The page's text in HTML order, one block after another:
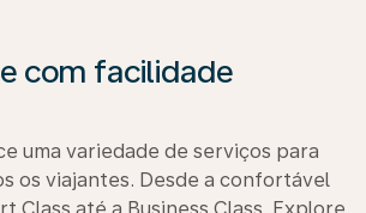
com facilidade
uma variedade de serviços para
os viajantes. Desde a confortável
Class até a Business Class. Explore